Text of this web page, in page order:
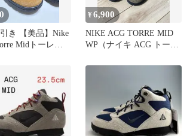
き 【美品】Nike
Midトーレミ
¥6,900
NIKE ACG TORRE MID
WP（ナイキ ACG トーレ